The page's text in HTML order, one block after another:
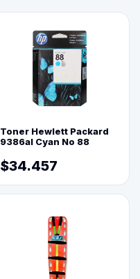
Toner Hewlett Packard
9386al Cyan No 88
$34.457